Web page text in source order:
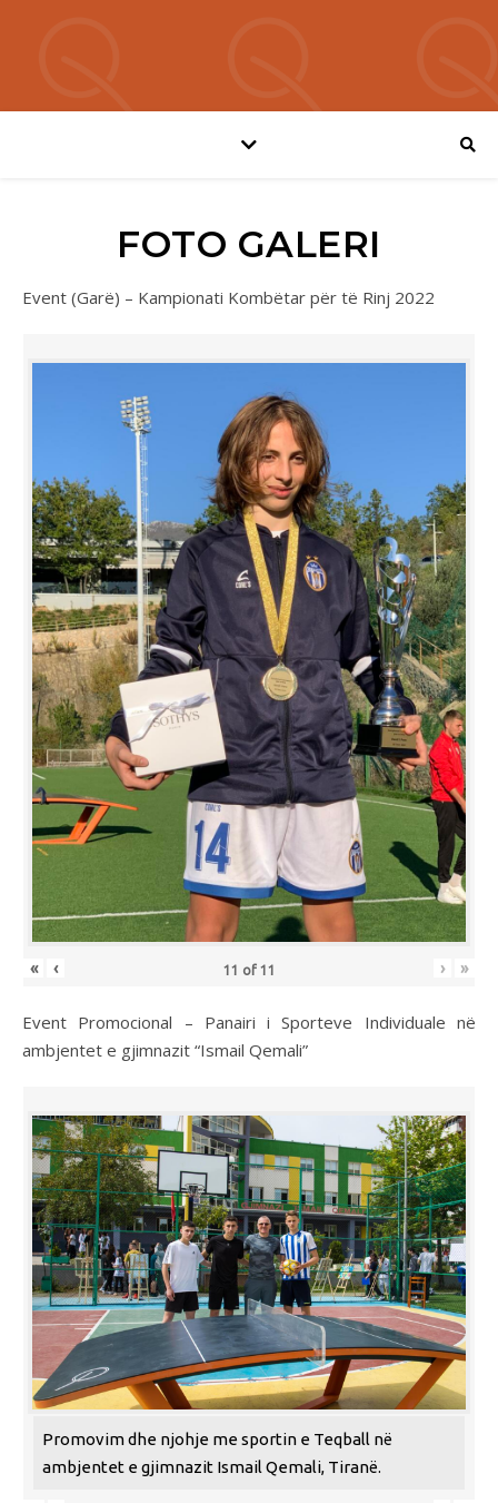
FOTO GALERI
Event (Garë) – Kampionati Kombëtar për të Rinj 2022
« ‹ 11 of 11 › »
Event Promocional – Panairi i Sporteve Individuale në
ambjentet e gjimnazit “Ismail Qemali”
Promovim dhe njohje me sportin e Teqball në
ambjentet e gjimnazit Ismail Qemali, Tiranë.